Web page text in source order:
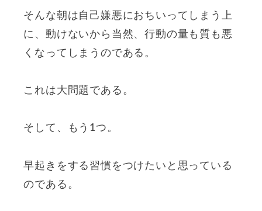
そんな朝は自己嫌悪におちいってしまう上
に、動けないから当然、行動の量も質も悪
くなってしまうのである。
これは大問題である。
そして、もう1つ。
早起きをする習慣をつけたいと思っている
のである。